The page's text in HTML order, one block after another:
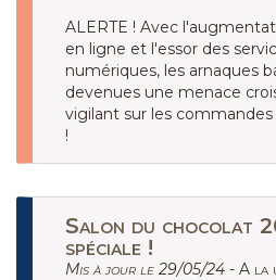
ALERTE ! Avec
en ligne et l'essor des
numériques, les arnaques
devenues une menace
vigilant sur les
!
Salon du chocolat
spéciale !
Mis à jour le 29/05/24 - A la